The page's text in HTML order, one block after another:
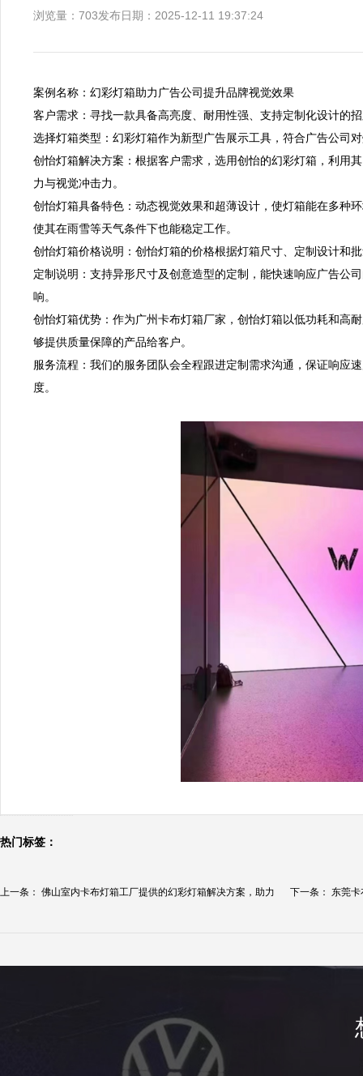
浏览量：703发布日期：2025-12-11 19:37:24
案例名称：幻彩灯箱助力广告公司提升品牌视觉效果
客户需求：寻找一款具备高亮度、耐用性强、支持定制化设计的
选择灯箱类型：幻彩灯箱作为新型广告展示工具，符合广告公司
创怡灯箱解决方案：根据客户需求，选用创怡的幻彩灯箱，利用
力与视觉冲击力。
创怡灯箱具备特色：动态视觉效果和超薄设计，使灯箱能在多种
使其在雨雪等天气条件下也能稳定工作。
创怡灯箱价格说明：创怡灯箱的价格根据灯箱尺寸、定制设计
定制说明：支持异形尺寸及创意造型的定制，能快速响应广告公
响。
创怡灯箱优势：作为广州卡布灯箱厂家，创怡灯箱以低功耗和高
够提供质量保障的产品给客户。
服务流程：我们的服务团队会全程跟进定制需求沟通，保证响应
度。
热门标签：
上一条： 佛山室内卡布灯箱工厂提供的幻彩灯箱解决方案，助力
下一条： 东莞卡